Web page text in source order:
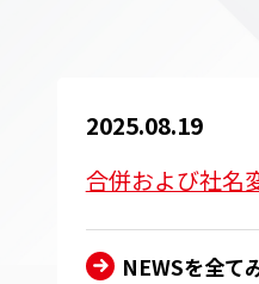
2025.08.19
合併および社名
NEWSを全て